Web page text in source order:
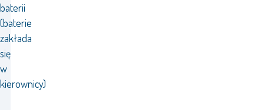
baterii
(baterie
zakłada
się
w
kierownicy)